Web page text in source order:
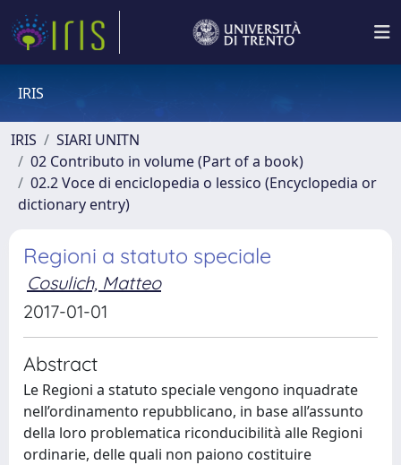
IRIS
IRIS
SIARI UNITN
02 Contributo in volume (Part of a book)
02.2 Voce di enciclopedia o lessico (Encyclopedia or
dictionary entry)
Regioni a statuto speciale
Cosulich, Matteo
2017-01-01
Abstract
Le Regioni a statuto speciale vengono inquadrate
nell’ordinamento repubblicano, in base all’assunto
della loro problematica riconducibilità alle Regioni
ordinarie, delle quali non paiono costituire